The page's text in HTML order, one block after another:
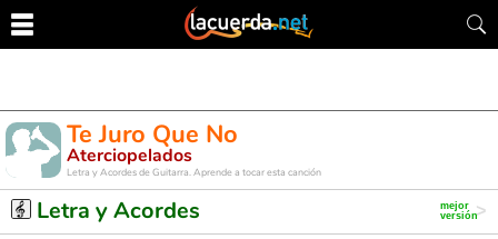
Te Juro Que No
Aterciopelados
Letra y Acordes de Guitarra. Aprende a tocar esta canción
Letra y Acordes